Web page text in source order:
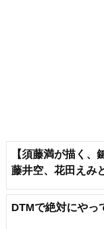
【須藤満が描く、
藤井空、花田えみ
DTMで絶対にやっ